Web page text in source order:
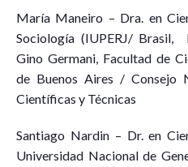
María Maneiro – Dra. en
Sociología (IUPERJ/ Brasil,
Gino Germani, Facultad de
de Buenos Aires / Consejo
Científicas y Técnicas
Santiago Nardin – Dr. en
Universidad Nacional de